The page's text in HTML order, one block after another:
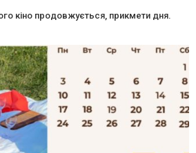
кіно продовжується, прикмети дня.